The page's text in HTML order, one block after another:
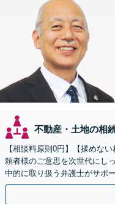
不動産・土地の相
【相談料原則0円】【揉めな
頼者様のご意思を次世代にし
中的に取り扱う弁護士がサポ
から遺言執行まで責任を持っ